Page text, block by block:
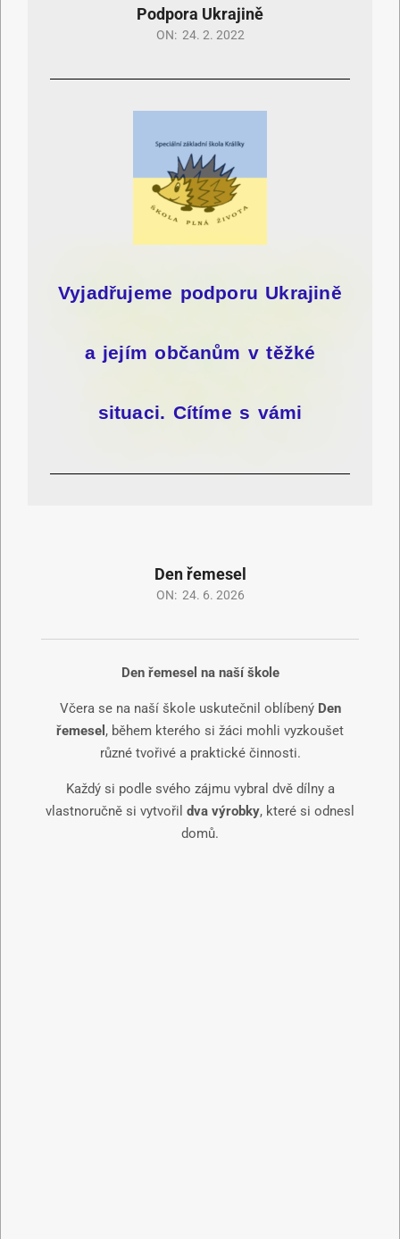
Podpora Ukrajině
ON: 24. 2. 2022
Vyjadřujeme podporu Ukrajině
a jejím občanům v těžké
situaci. Cítíme s vámi
Den řemesel
ON: 24. 6. 2026
Den řemesel na naší škole
Včera se na naší škole uskutečnil oblíbený Den
řemesel , během kterého si žáci mohli vyzkoušet
různé tvořivé a praktické činnosti.
Každý si podle svého zájmu vybral dvě dílny a
vlastnoručně si vytvořil dva výrobky, které si odnesl
domů.